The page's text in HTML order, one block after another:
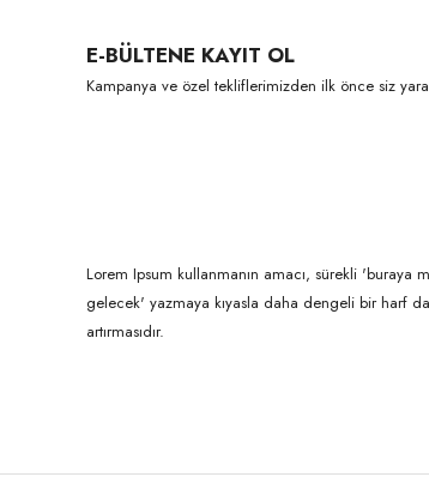
E-BÜLTENE KAYIT OL
Kampanya ve özel tekliflerimizden ilk önce siz
Lorem Ipsum kullanmanın amacı, sürekli 'buraya
gelecek' yazmaya kıyasla daha dengeli bir harf
artırmasıdır.